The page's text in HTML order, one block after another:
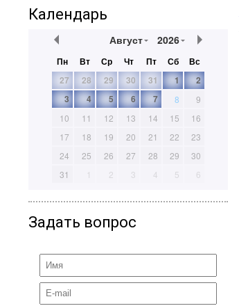
Календарь
Август 2026
Пн Вт Ср Чт Пт Сб
Вс
27
28 29 30 31 1
2
3
4 5 6 7 8
9
10
11 12 13 14 15
16
17
18 19 20 21 22
23
24
25 26 27 28 29
30
31
1 2 3 4 5 6
Задать вопрос